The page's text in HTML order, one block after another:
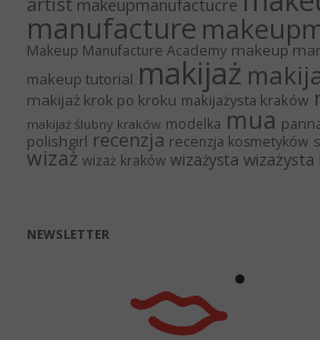
manufacture
Makeup Manufacture Academy makeup
makeup tutorial makijaż
makijaż krok po kroku makijażysta kraków
makijaż ślubny kraków modelka mua
polishgirl recenzja recenzja kosmetyków
wizaż wizaż kraków wizażysta wizażysta
NEWSLETTER